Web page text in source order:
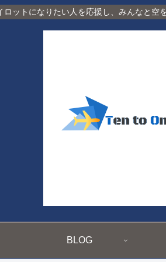
ロットになりたい人を応援し、みんなと空
BLOG